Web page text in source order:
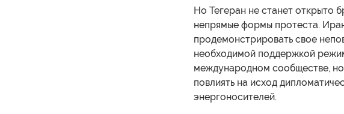
Но Тегеран не станет открыто
непрямые формы протеста.
продемонстрировать свое
необходимой поддержкой
международном сообществе,
повлиять на исход
энергоносителей.